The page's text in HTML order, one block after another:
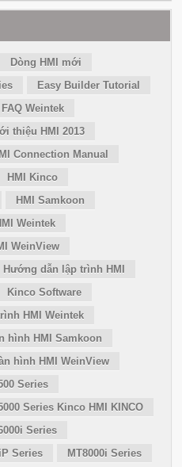
Dòng HMI mới
Easy Builder Tutorial
FAQ Weintek
thiệu HMI 2013
Connection Manual
HMI Kinco
HMI Samkoon
Weintek
WeinView
Hướng dẫn lập trình HMI
Kinco Software
HMI Weintek
hình HMI Samkoon
hình HMI WeinView
Series
Series Kinco HMI KINCO
Series
Series
MT8000i Series